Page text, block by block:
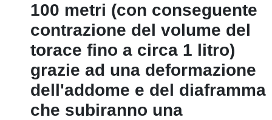
100 metri (con conseguente
contrazione del volume del
torace fino a circa 1 litro)
grazie ad una deformazione
dell'addome e del diaframma
che subiranno una